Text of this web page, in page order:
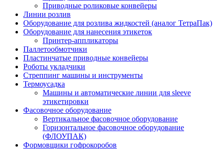
Приводные роликовые конвейеры
Линии розлив
Оборудование для розлива жидкостей (аналог ТетраПак)
Оборудование для нанесения этикеток
Принтер-аппликаторы
Паллетообмотчики
Пластинчатые приводные конвейеры
Роботы укладчики
Стреппинг машины и инструменты
Термоусадка
Машины и автоматические линии для sleeve
этикетировки
Фасовочное оборудование
Вертикальное фасовочное оборудование
Горизонтальное фасовочное оборудование
(ФЛОУПАК)
Формовщики гофрокоробов